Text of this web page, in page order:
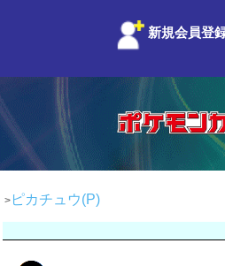
新規会員登
ピカチュウ(P)